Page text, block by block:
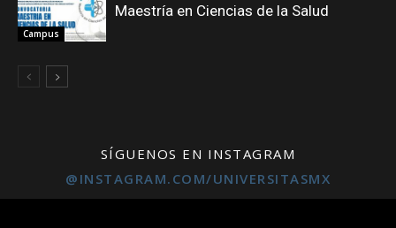
Campus
Maestría en Ciencias de la Salud
SÍGUENOS EN INSTAGRAM
@INSTAGRAM.COM/UNIVERSITASMX